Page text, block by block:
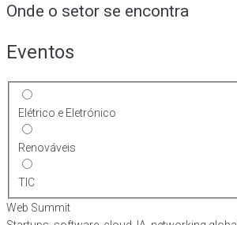
Onde o setor se encontra
Eventos
Elétrico e Eletrónico
Renováveis
TIC
Web Summit